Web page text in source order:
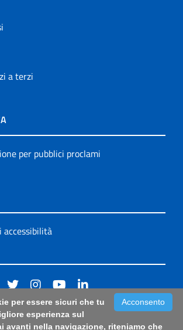
a terzi
per pubblici proclami
accessibilità
di segnalazione di prima istanza per
Acconsento
per essere sicuri che tu
esperienza sul
avanti nella navigazione, riteniamo che